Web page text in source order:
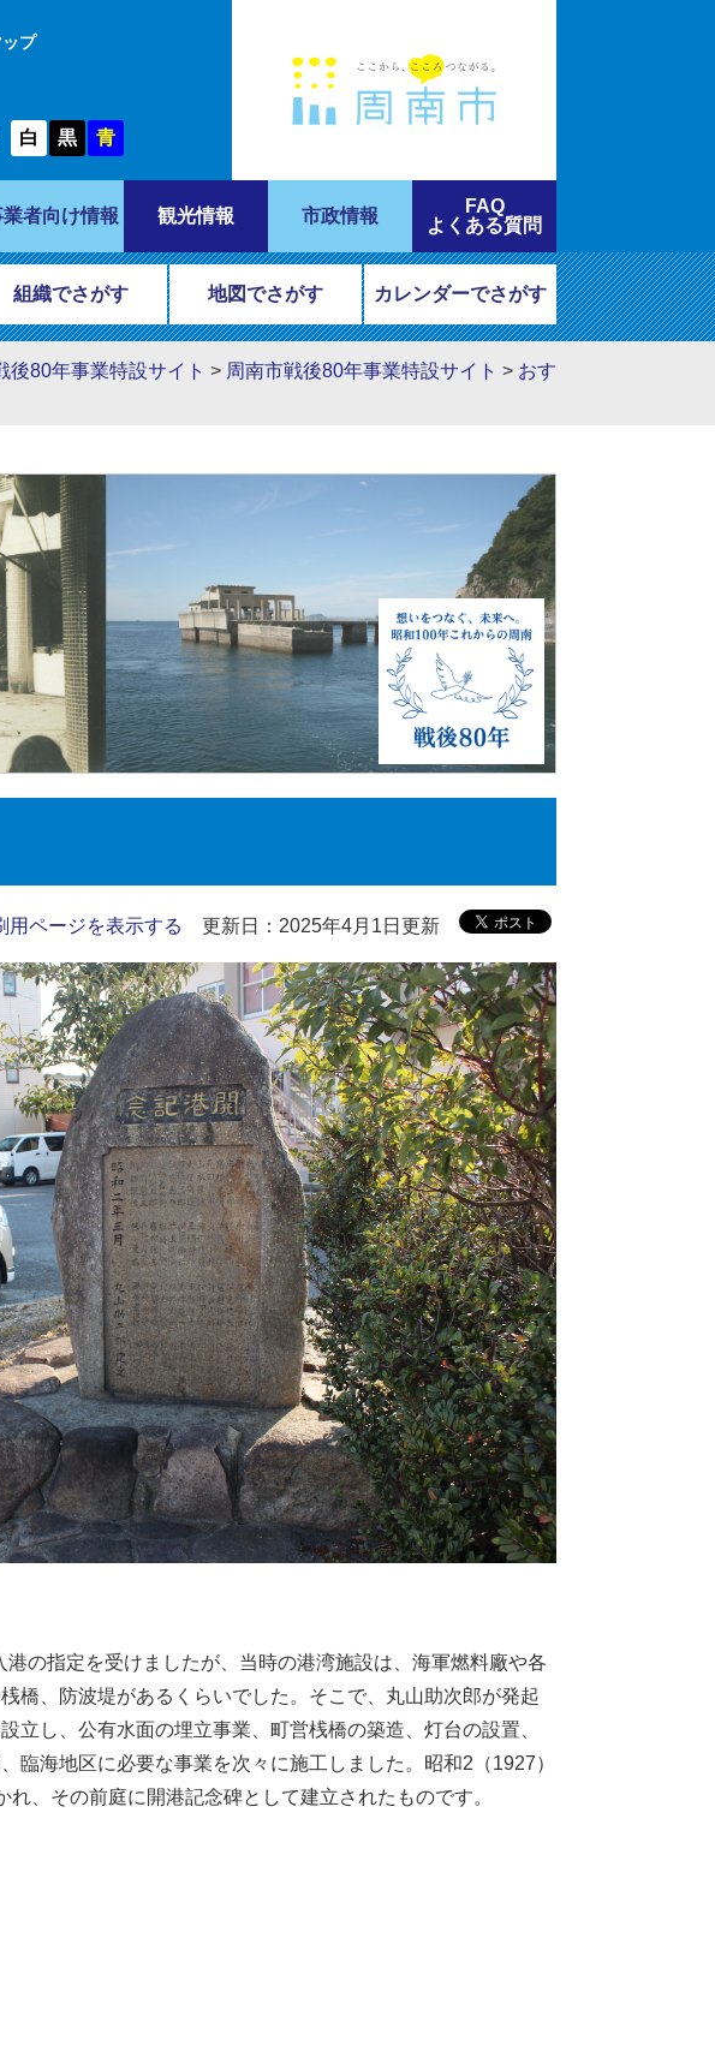
プ
白 黒 青
業者向け情報 観光情報 市政情報
FAQ
よくある質問
組織でさがす 地図でさがす カレンダーでさがす
後80年事業特設サイト > 周南市戦後80年事業特設サイト > おす
用ページを表示する 更新日：2025年4月1日更新
の指定を受けましたが、当時の港湾施設は、海軍燃料廠や各
橋、防波堤があるくらいでした。そこで、丸山助次郎が発起
立し、公有水面の埋立事業、町営桟橋の築造、灯台の設置、
臨海地区に必要な事業を次々に施工しました。昭和2（1927）
、その前庭に開港記念碑として建立されたものです。